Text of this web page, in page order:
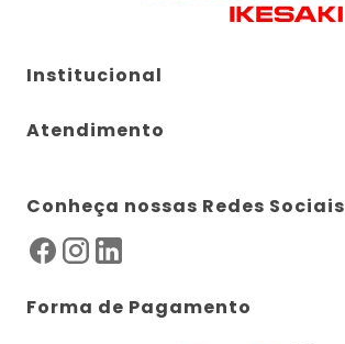
Institucional
Atendimento
Conheça nossas Redes Sociais
Forma de Pagamento